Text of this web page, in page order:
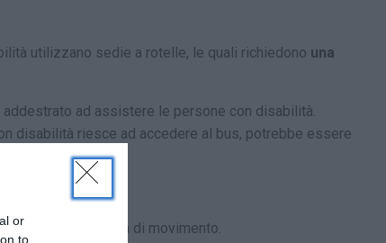
or
to
utilizzano sedie a rotelle, le quali richiedono una
ad assistere le persone con disabilità.
disabilità riesce ad accedere al bus, potrebbe essere
causando difficoltà di movimento.